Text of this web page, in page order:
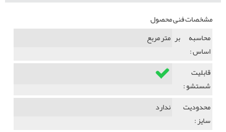
مشخصات فنی محصول
محاسبه بر
اساس :
متر مربع
قابلیت
شستشو :
محدودیت
سایز :
ندارد